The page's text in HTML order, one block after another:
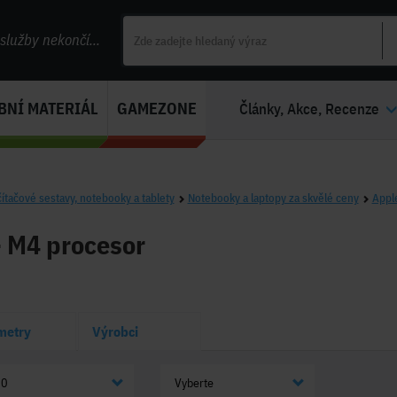
nekončí...
MATERIÁL GAMEZONE Články, Akce, Recenze
sestavy, notebooky a tablety Notebooky a laptopy za skvělé ceny
procesor
Výrobci
Vyberte